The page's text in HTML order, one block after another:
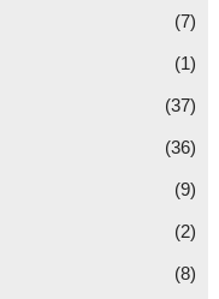
(7)
(1)
(37)
(36)
(9)
(2)
(8)